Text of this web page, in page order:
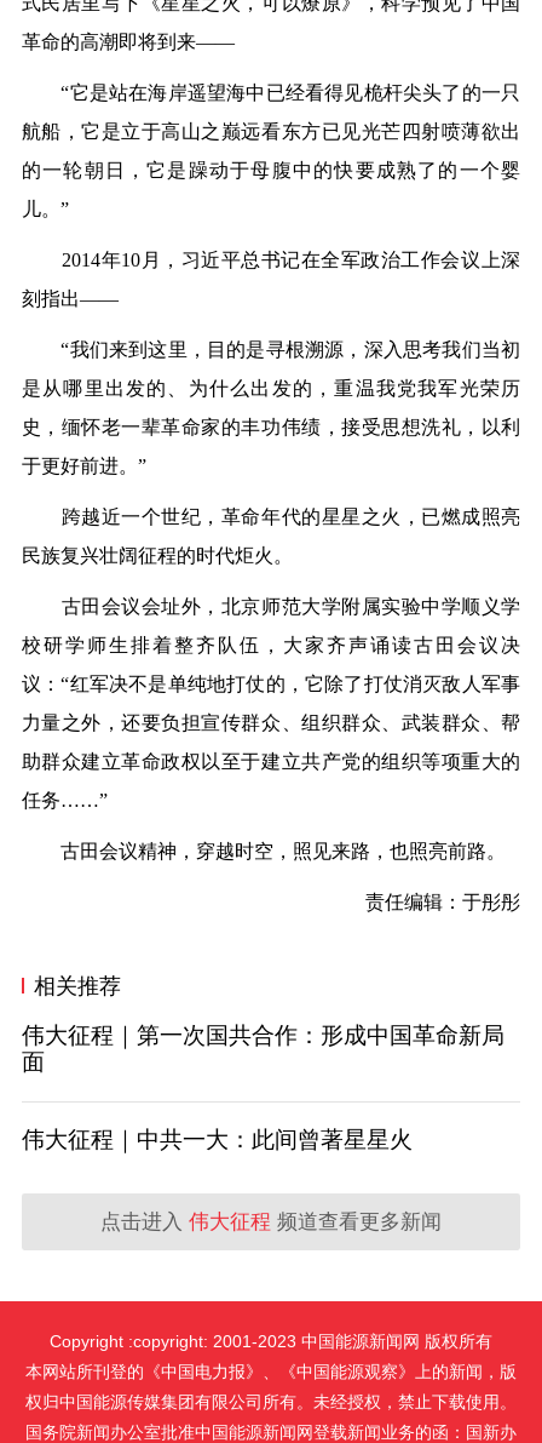
革命的高潮即将到来——
“它是站在海岸遥望海中已经看得见桅杆尖头了的一只
航船，它是立于高山之巅远看东方已见光芒四射喷薄欲出
的一轮朝日，它是躁动于母腹中的快要成熟了的一个婴
儿。”
2014年10月，习近平总书记在全军政治工作会议上深
刻指出——
“我们来到这里，目的是寻根溯源，深入思考我们当初
是从哪里出发的、为什么出发的，重温我党我军光荣历
史，缅怀老一辈革命家的丰功伟绩，接受思想洗礼，以利
于更好前进。”
跨越近一个世纪，革命年代的星星之火，已燃成照亮
民族复兴壮阔征程的时代炬火。
古田会议会址外，北京师范大学附属实验中学顺义学
校研学师生排着整齐队伍，大家齐声诵读古田会议决
议：“红军决不是单纯地打仗的，它除了打仗消灭敌人军事
力量之外，还要负担宣传群众、组织群众、武装群众、帮
助群众建立革命政权以至于建立共产党的组织等项重大的
任务……”
古田会议精神，穿越时空，照见来路，也照亮前路。
责任编辑：于彤彤
相关推荐
伟大征程｜第一次国共合作：形成中国革命新局
面
伟大征程｜中共一大：此间曾著星星火
点击进入 伟大征程 频道查看更多新闻
Copyright :copyright: 2001-2023 中国能源新闻网 版权所有
本网站所刊登的《中国电力报》、《中国能源观察》上的新闻，版
权归中国能源传媒集团有限公司所有。未经授权，禁止下载使用。
国务院新闻办公室批准中国能源新闻网登载新闻业务的函：国新办